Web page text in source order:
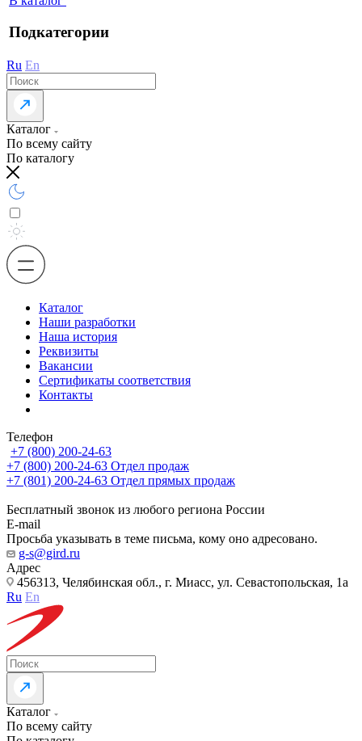
Подкатегории
Ru En
Каталог
По всему сайту
По каталогу
Каталог
Наши разработки
Наша история
Реквизиты
Вакансии
Сертификаты соответствия
Контакты
Телефон
+7 (800) 200-24-63
+7 (800) 200-24-63 Отдел продаж
+7 (801) 200-24-63 Отдел прямых продаж
Бесплатный звонок из любого региона России
E-mail
Просьба указывать в теме письма, кому оно адресовано.
g-s@gird.ru
Адрес
456313, Челябинская обл., г. Миасс, ул. Севастопольская, 1а
Ru En
Каталог
По всему сайту